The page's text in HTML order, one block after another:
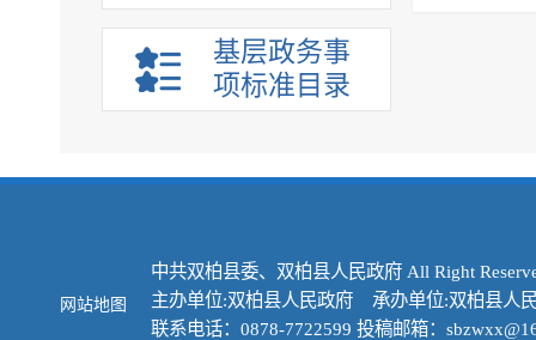
基层政务事
项标准目录
网站地图
中共双柏县委、双柏县人民政府 All Right
主办单位:双柏县人民政府 承办单位:双柏县人
联系电话：0878-7722599 投稿邮箱：